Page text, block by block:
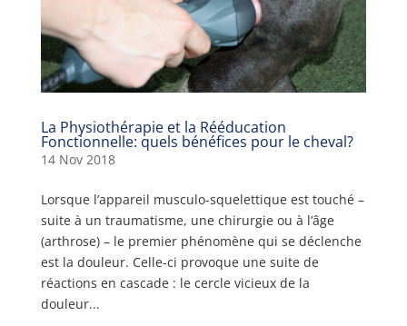
La Physiothérapie et la Rééducation
Fonctionnelle: quels bénéfices pour le cheval?
14 Nov 2018
Lorsque l’appareil musculo-squelettique est touché –
suite à un traumatisme, une chirurgie ou à l’âge
(arthrose) – le premier phénomène qui se déclenche
est la douleur. Celle-ci provoque une suite de
réactions en cascade : le cercle vicieux de la
douleur...